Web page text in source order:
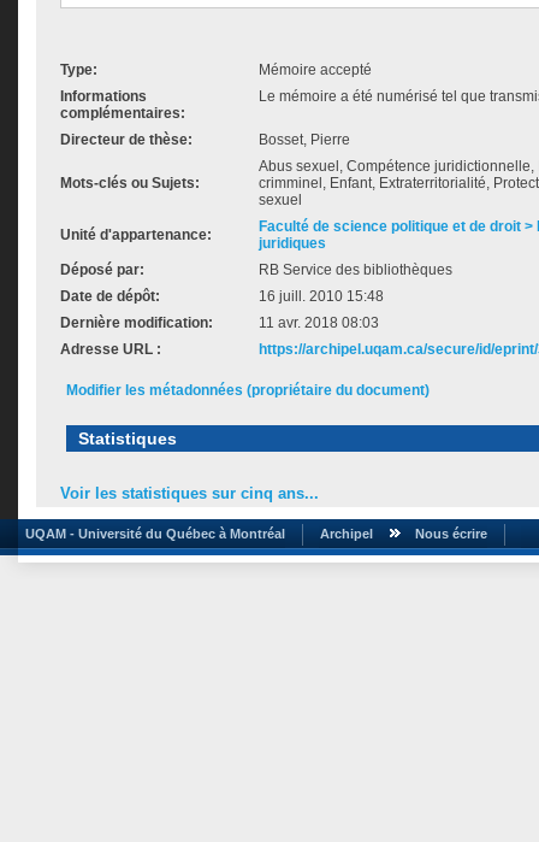
Type:
Mémoire accepté
Informations
complémentaires:
Le mémoire a été numérisé tel que
Directeur de thèse: Bosset, Pierre
Mots-clés ou Sujets:
Abus sexuel, Compétence
crimminel, Enfant, Extraterritorialité,
sexuel
Unité d'appartenance:
Faculté de science politique et de droit
juridiques
Déposé par:
RB Service des bibliothèques
Date de dépôt:
16 juill. 2010 15:48
Dernière modification:
11 avr. 2018 08:03
Adresse URL :
https://archipel.uqam.ca/secure/id/
Modifier les métadonnées (propriétaire du document)
Statistiques
Voir les statistiques sur cinq ans...
UQAM - Université du Québec à Montréal Archipel Nous écrire